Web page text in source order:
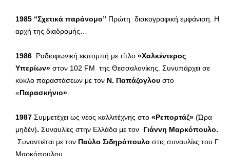
1985 “Σχετικά παράνομο” Πρώτη δισκογραφική εμφάνιση. Η
αρχή της διαδρομής…
1986 Ραδιοφωνική εκπομπή με τίτλο «Χαλκέντερος
Υπερίων» στον 102 FM της Θεσσαλονίκης. Συνυπάρχει σε
κύκλο παραστάσεων με τον Ν. Παπάζογλου στο
«Παρασκήνιο»
1987 Συμμετέχει ως νέος καλλιτέχνης στο «Ρεπορτάζ» (Ώρα
μηδέν). Συναυλίες στην Ελλάδα με τον Γιάννη Μαρκόπουλο.
Συναντιέται με τον Παύλο Σιδηρόπουλο στις συναυλίες του Γ.
Μαρκόπουλου.